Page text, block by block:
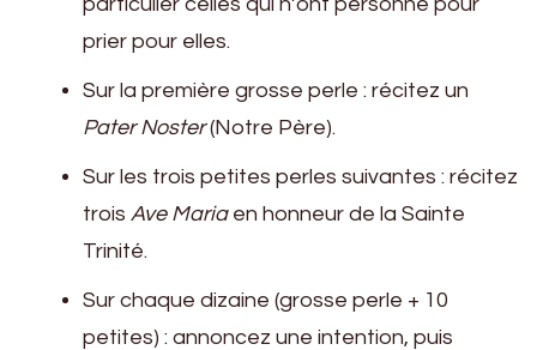
prier pour elles.
Sur la première grosse perle : récitez un
Pater Noster(Notre Père).
Sur les trois petites perles suivantes : récitez
trois Ave Mariaen honneur de la Sainte
Trinité.
Sur chaque dizaine (grosse perle + 10
petites) : annoncez une intention, puis